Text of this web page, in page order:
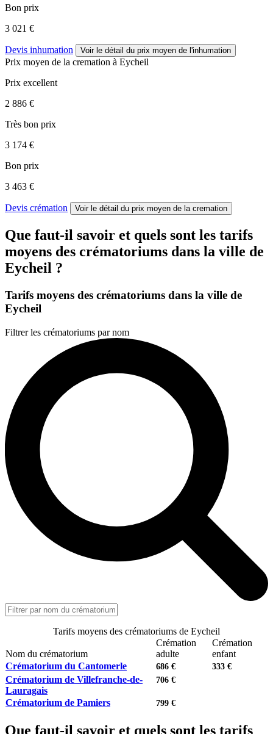
Bon prix
3 021 €
Devis inhumation Voir le détail du prix moyen de l'inhumation
Prix moyen de la cremation à Eycheil
Prix excellent
2 886 €
Très bon prix
3 174 €
Bon prix
3 463 €
Devis crémation Voir le détail du prix moyen de la cremation
Que faut-il savoir et quels sont les tarifs
moyens des crématoriums dans la ville de
Eycheil ?
Tarifs moyens des crématoriums dans la ville de
Eycheil
Filtrer les crématoriums par nom
Tarifs moyens des crématoriums de Eycheil
Nom du crématorium
Crémation
adulte
Crémation
enfant
Crématorium du Cantomerle
686 € 333 €
Crématorium de Villefranche-de-
Lauragais
706 €
Crématorium de Pamiers 799 €
Que faut-il savoir et quels sont les tarifs